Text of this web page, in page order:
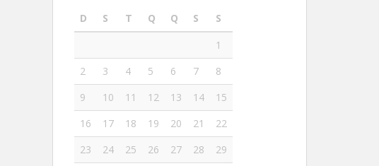
D
S T Q Q S
S
1
2
3 4 5 6 7
8
9
10 11 12 13 14
15
16
17 18 19 20 21
22
23
24 25 26 27 28
29